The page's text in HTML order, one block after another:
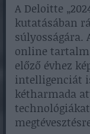
A Deloitte
kutatásában
súlyosságára.
online
előző évhez
intelligenciát
kétharmada